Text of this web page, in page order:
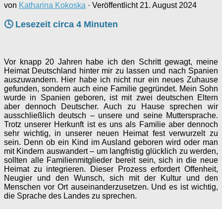
von Katharina Kokoska · Veröffentlicht 21. August 2024
🕓 Lesezeit circa 4 Minuten
Vor knapp 20 Jahren habe ich den Schritt gewagt, meine
Heimat Deutschland hinter mir zu lassen und nach Spanien
auszuwandern. Hier habe ich nicht nur ein neues Zuhause
gefunden, sondern auch eine Familie gegründet. Mein Sohn
wurde in Spanien geboren, ist mit zwei deutschen Eltern
aber dennoch Deutscher. Auch zu Hause sprechen wir
ausschließlich deutsch – unsere und seine Muttersprache.
Trotz unserer Herkunft ist es uns als Familie aber dennoch
sehr wichtig, in unserer neuen Heimat fest verwurzelt zu
sein. Denn ob ein Kind im Ausland geboren wird oder man
mit Kindern auswandert – um langfristig glücklich zu werden,
sollten alle Familienmitglieder bereit sein, sich in die neue
Heimat zu integrieren. Dieser Prozess erfordert Offenheit,
Neugier und den Wunsch, sich mit der Kultur und den
Menschen vor Ort auseinanderzusetzen. Und es ist wichtig,
die Sprache des Landes zu sprechen.